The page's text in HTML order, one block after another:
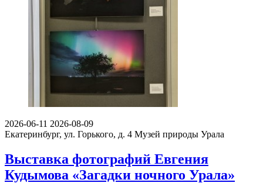
2026-06-11 2026-08-09
Екатеринбург, ул. Горького, д. 4 Музей природы Урала
Выставка фотографий Евгения
Кудымова «Загадки ночного Урала»